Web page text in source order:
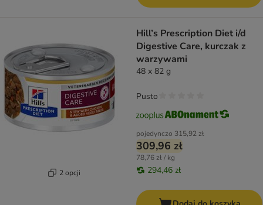
2 opcji
Hill’s Prescription Diet i/d
Digestive Care, kurczak z
warzywami
48 x 82 g
pojedynczo 315,92 zł
309,96 zł
78,76 zł / kg
294,46 zł
Pusto